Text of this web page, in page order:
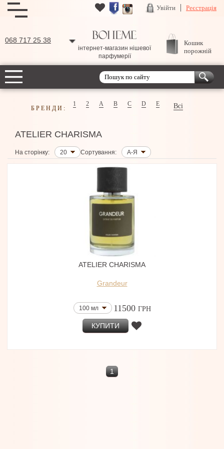
Увійти Реєстрація
068 717 25 38
інтернет-магазин нішевої
парфумерії
Кошик
порожній
БРЕНДИ:
1 2 A B C D E Всі
ATELIER CHARISMA
На сторінку: 20 Сортування: А-Я
ATELIER CHARISMA
Grandeur
100 мл 11500 ГРН
КУПИТИ
1